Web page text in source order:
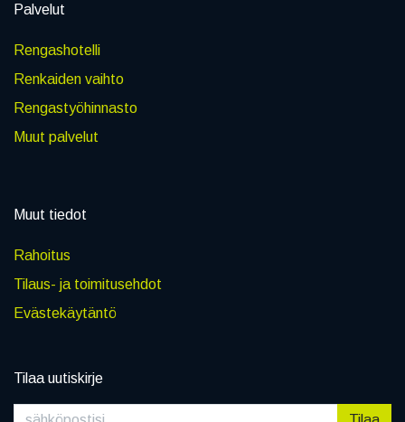
Palvelut
Rengashotelli
Renkaiden vaihto
Rengastyöhinnasto
Muut palvelut
Muut tiedot
Rahoitus
Tilaus- ja toimitusehdot
Evästekäytäntö
Tilaa uutiskirje